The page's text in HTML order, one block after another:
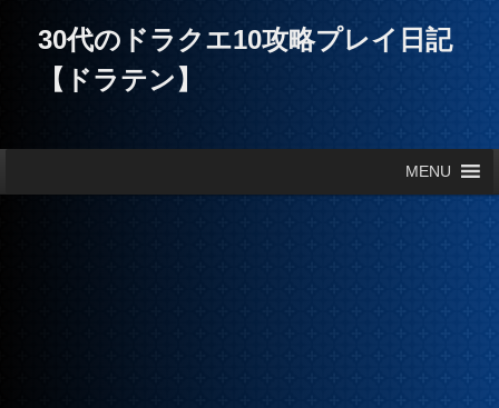
30代のドラクエ10攻略プレイ日記
【ドラテン】
MENU